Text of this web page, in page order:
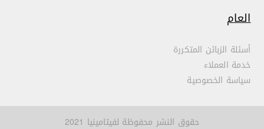
العام
أسئلة الزبائن المتكررة
خدمة العملاء
سياسة الخصوصية
حقوق النشر محفوظة لفيتامينيا 2021